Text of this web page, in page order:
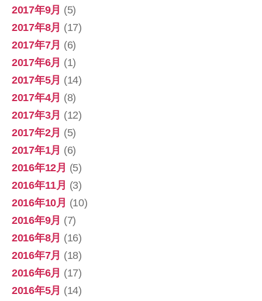
2017年9月 (5)
2017年8月 (17)
2017年7月 (6)
2017年6月 (1)
2017年5月 (14)
2017年4月 (8)
2017年3月 (12)
2017年2月 (5)
2017年1月 (6)
2016年12月 (5)
2016年11月 (3)
2016年10月 (10)
2016年9月 (7)
2016年8月 (16)
2016年7月 (18)
2016年6月 (17)
2016年5月 (14)